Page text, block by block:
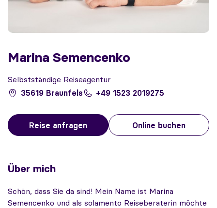
Marina Semencenko
Selbstständige Reiseagentur
35619 Braunfels
+49 1523 2019275
Reise anfragen Online buchen
Über mich
Schön, dass Sie da sind! Mein Name ist Marina
Semencenko und als solamento Reiseberaterin möchte